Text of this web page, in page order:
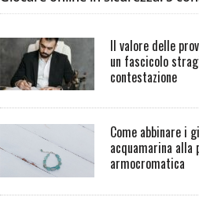
Il valore delle
un fascicolo
contestazione
Come abbinare i
acquamarina
armocromatica